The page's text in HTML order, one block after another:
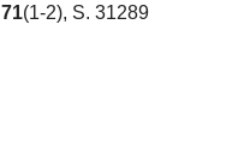
71(1-2), S. 31289